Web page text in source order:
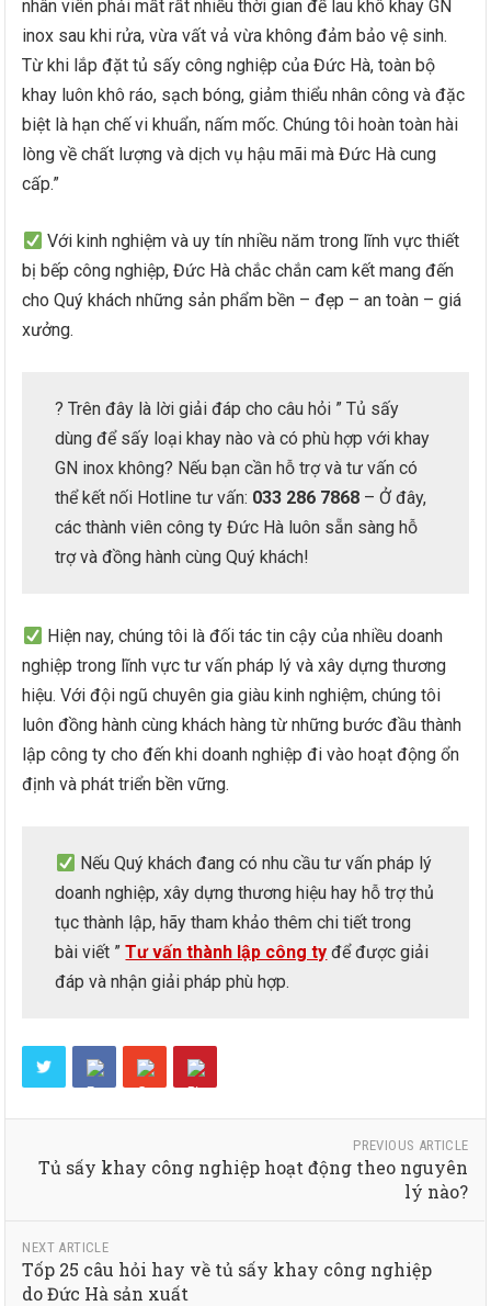
nhân viên phải mất rất nhiều thời gian để lau khô khay GN
inox sau khi rửa, vừa vất vả vừa không đảm bảo vệ sinh.
Từ khi lắp đặt tủ sấy công nghiệp của Đức Hà, toàn bộ
khay luôn khô ráo, sạch bóng, giảm thiểu nhân công và đặc
biệt là hạn chế vi khuẩn, nấm mốc. Chúng tôi hoàn toàn hài
lòng về chất lượng và dịch vụ hậu mãi mà Đức Hà cung
cấp.”
Với kinh nghiệm và uy tín nhiều năm trong lĩnh vực thiết
bị bếp công nghiệp, Đức Hà chắc chắn cam kết mang đến
cho Quý khách những sản phẩm bền – đẹp – an toàn – giá
xưởng.
? Trên đây là lời giải đáp cho câu hỏi ” Tủ sấy
dùng để sấy loại khay nào và có phù hợp với khay
GN inox không? Nếu bạn cần hỗ trợ và tư vấn có
thể kết nối Hotline tư vấn: 033 286 7868 – Ở đây,
các thành viên công ty Đức Hà luôn sẵn sàng hỗ
trợ và đồng hành cùng Quý khách!
Hiện nay, chúng tôi là đối tác tin cậy của nhiều doanh
nghiệp trong lĩnh vực tư vấn pháp lý và xây dựng thương
hiệu. Với đội ngũ chuyên gia giàu kinh nghiệm, chúng tôi
luôn đồng hành cùng khách hàng từ những bước đầu thành
lập công ty cho đến khi doanh nghiệp đi vào hoạt động ổn
định và phát triển bền vững.
Nếu Quý khách đang có nhu cầu tư vấn pháp lý
doanh nghiệp, xây dựng thương hiệu hay hỗ trợ thủ
tục thành lập, hãy tham khảo thêm chi tiết trong
bài viết ”Tư vấn thành lập công ty để được giải
đáp và nhận giải pháp phù hợp.
PREVIOUS ARTICLE
Tủ sấy khay công nghiệp hoạt động theo nguyên
lý nào?
NEXT ARTICLE
Tốp 25 câu hỏi hay về tủ sấy khay công nghiệp
do Đức Hà sản xuất